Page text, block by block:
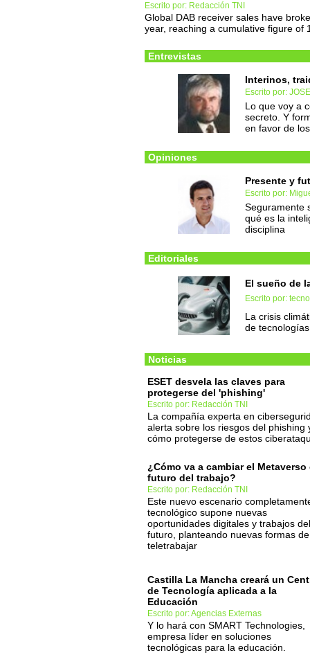
Escrito por: Redacción TNI
Global DAB receiver sales have
year, reaching a cumulative figure of
Entrevistas
Interinos,
Escrito por:
Lo que voy a
secreto. Y
en favor de
Opiniones
Presente y
Escrito por:
Seguramente
qué es la
disciplina
Editoriales
El sueño de
Escrito por:
La crisis
de
Noticias
ESET desvela las claves para
protegerse del 'phishing'
Escrito por: Redacción TNI
La compañía experta en
alerta sobre los riesgos del phishing
cómo protegerse de estos
¿Cómo va a cambiar el Metaverso
futuro del trabajo?
Escrito por: Redacción TNI
Este nuevo escenario
tecnológico supone nuevas
oportunidades digitales y trabajos del
futuro, planteando nuevas formas de
teletrabajar
Castilla La Mancha creará un
de Tecnología aplicada a la
Educación
Escrito por: Agencias Externas
Y lo hará con SMART Technologies,
empresa líder en soluciones
tecnológicas para la educación.